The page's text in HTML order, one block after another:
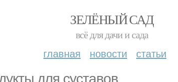
ЗЕЛЁНЫЙ САД
всё для дачи и сада
главная новости статьи
для суставов